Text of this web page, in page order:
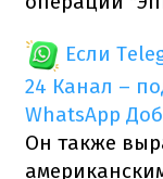
Если
24 Канал –
WhatsApp
Он также